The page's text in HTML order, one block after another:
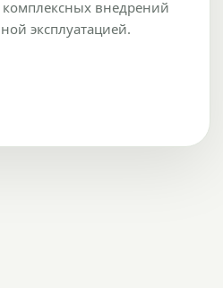
внедрений
эксплуатацией.